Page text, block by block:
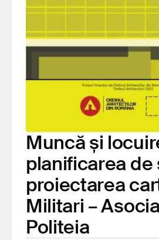
Muncă și
planificarea de
proiectarea
Militari –
Politeia